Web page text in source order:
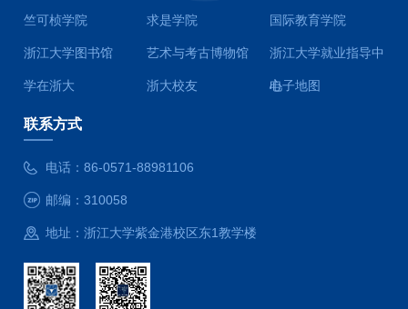
竺可桢学院 求是学院 国际教育学院
浙江大学图书馆 艺术与考古博物馆 浙江大学就业指导中
心
学在浙大 浙大校友 电子地图
联系方式
电话：86-0571-88981106
邮编：310058
地址：浙江大学紫金港校区东1教学楼